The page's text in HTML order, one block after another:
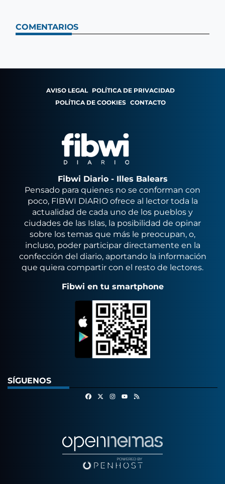
COMENTARIOS
AVISO LEGAL POLÍTICA DE PRIVACIDAD
POLÍTICA DE COOKIES CONTACTO
Fibwi Diario - Illes Balears
Pensado para quienes no se conforman con
poco, FIBWI DIARIO ofrece al lector toda la
actualidad de cada uno de los pueblos y
ciudades de las Islas, la posibilidad de opinar
sobre los temas que más le preocupan, o,
incluso, poder participar directamente en la
confección del diario, aportando la información
que quiera compartir con el resto de lectores.
Fibwi en tu smartphone
SÍGUENOS
FacebookInstagram